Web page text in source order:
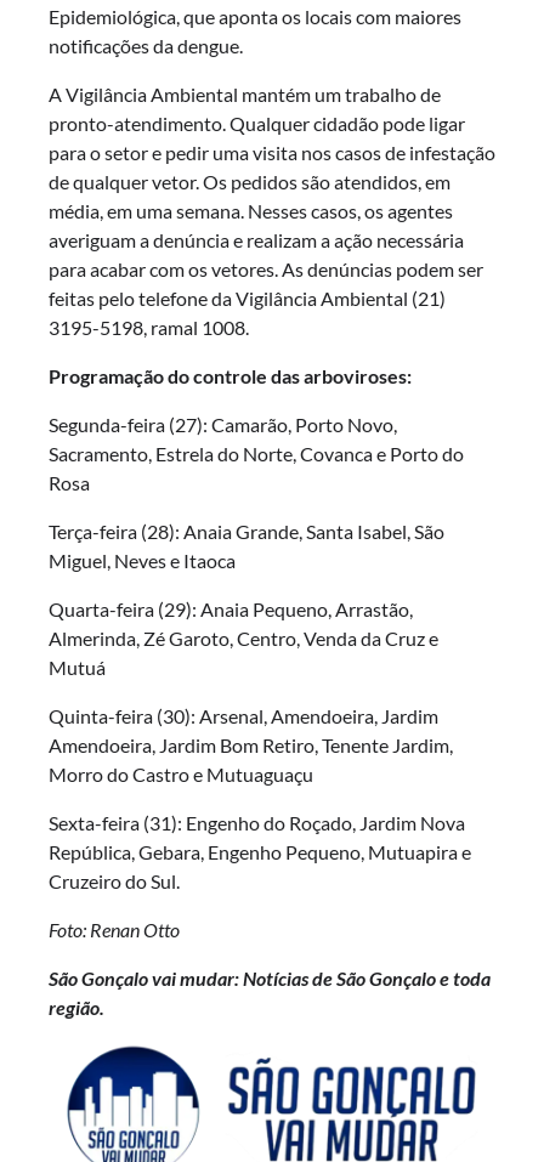
Epidemiológica, que aponta os locais com maiores
notificações da dengue.
A Vigilância Ambiental mantém um trabalho de
pronto-atendimento. Qualquer cidadão pode ligar
para o setor e pedir uma visita nos casos de infestação
de qualquer vetor. Os pedidos são atendidos, em
média, em uma semana. Nesses casos, os agentes
averiguam a denúncia e realizam a ação necessária
para acabar com os vetores. As denúncias podem ser
feitas pelo telefone da Vigilância Ambiental (21)
3195-5198, ramal 1008.
Programação do controle das arboviroses:
Segunda-feira (27): Camarão, Porto Novo,
Sacramento, Estrela do Norte, Covanca e Porto do
Rosa
Terça-feira (28): Anaia Grande, Santa Isabel, São
Miguel, Neves e Itaoca
Quarta-feira (29): Anaia Pequeno, Arrastão,
Almerinda, Zé Garoto, Centro, Venda da Cruz e
Mutuá
Quinta-feira (30): Arsenal, Amendoeira, Jardim
Amendoeira, Jardim Bom Retiro, Tenente Jardim,
Morro do Castro e Mutuaguaçu
Sexta-feira (31): Engenho do Roçado, Jardim Nova
República, Gebara, Engenho Pequeno, Mutuapira e
Cruzeiro do Sul.
Foto: Renan Otto
São Gonçalo vai mudar: Notícias de São Gonçalo e toda
região.